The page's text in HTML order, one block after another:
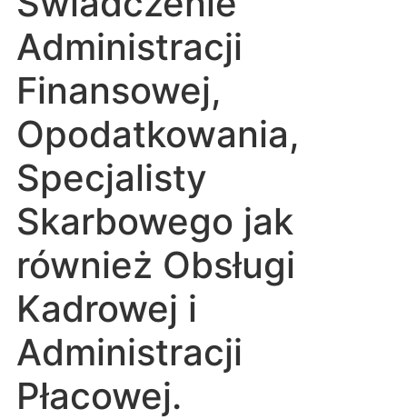
Administracji
Finansowej,
Opodatkowania,
Specjalisty
Skarbowego jak
również Obsługi
Kadrowej i
Administracji
Płacowej.